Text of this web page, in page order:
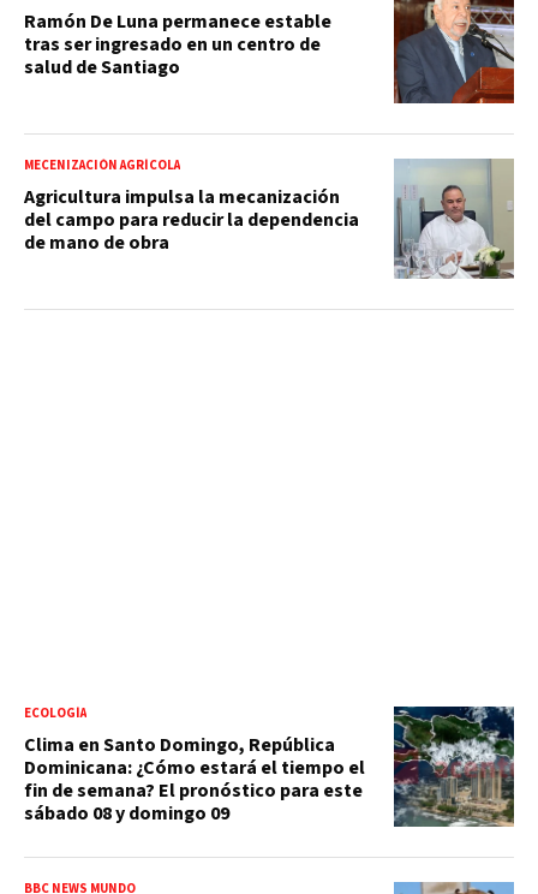
Ramón De Luna permanece estable
tras ser ingresado en un centro de
salud de Santiago
MECENIZACIÓN AGRÍCOLA
Agricultura impulsa la mecanización
del campo para reducir la dependencia
de mano de obra
ECOLOGÍA
Clima en Santo Domingo, República
Dominicana: ¿Cómo estará el tiempo el
fin de semana? El pronóstico para este
sábado 08 y domingo 09
BBC NEWS MUNDO